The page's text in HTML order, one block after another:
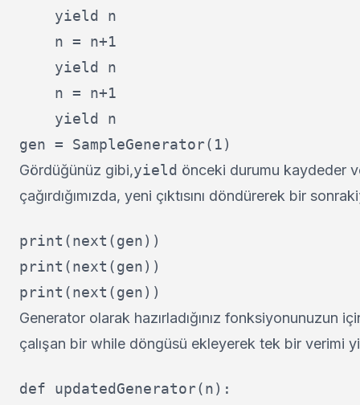
    yield n
    n = n+1
    yield n
    n = n+1
    yield n
Gördüğünüz gibi,yield önceki durumu kaydeder
çağırdığımızda, yeni çıktısını döndürerek bir sonraki
print(next(gen))
print(next(gen))
Generator olarak hazırladığınız fonksiyonunuzun
çalışan bir while döngüsü ekleyerek tek bir verimi
def updatedGenerator(n):